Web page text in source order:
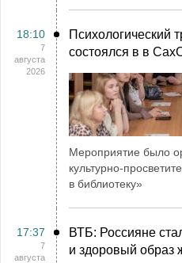
18:10
7
августа
2026
Психологический
состоялся в в
Мероприятие было
культурно-
в библиотеку»
17:37
7
августа
ВТБ: Россияне
и здоровый образ